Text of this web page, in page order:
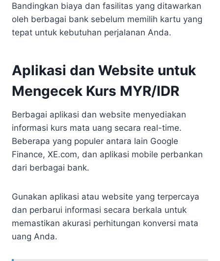
Bandingkan biaya dan fasilitas yang ditawarkan
oleh berbagai bank sebelum memilih kartu yang
tepat untuk kebutuhan perjalanan Anda.
Aplikasi dan Website untuk
Mengecek Kurs MYR/IDR
Berbagai aplikasi dan website menyediakan
informasi kurs mata uang secara real-time.
Beberapa yang populer antara lain Google
Finance, XE.com, dan aplikasi mobile perbankan
dari berbagai bank.
Gunakan aplikasi atau website yang terpercaya
dan perbarui informasi secara berkala untuk
memastikan akurasi perhitungan konversi mata
uang Anda.